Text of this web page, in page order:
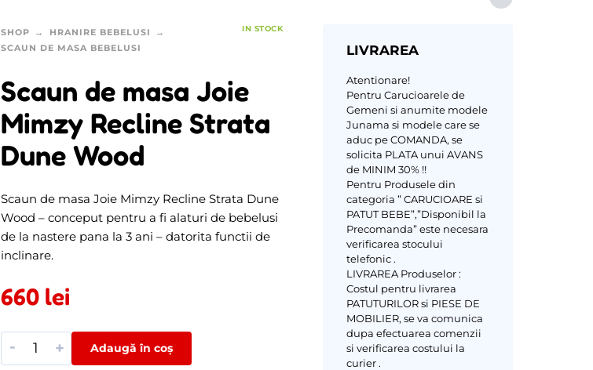
SHOP
HRANIRE BEBELUSI
SCAUN DE MASA BEBELUSI
IN STOCK
Scaun de masa Joie
Mimzy Recline Strata
Dune Wood
Scaun de masa Joie Mimzy Recline Strata Dune
Wood – conceput pentru a fi alaturi de bebelusi
de la nastere pana la 3 ani – datorita functii de
inclinare.
660 lei
- + Adaugă în coș
LIVRAREA
Atentionare!
Pentru Carucioarele de
Gemeni si anumite modele
Junama si modele care se
aduc pe COMANDA, se
solicita PLATA unui AVANS
de MINIM 30% !!
Pentru Produsele din
categoria ” CARUCIOARE si
PATUT BEBE”,”Disponibil la
Precomanda” este necesara
verificarea stocului
telefonic .
LIVRAREA Produselor :
Costul pentru livrarea
PATUTURILOR si PIESE DE
MOBILIER, se va comunica
dupa efectuarea comenzii
si verificarea costului la
curier .